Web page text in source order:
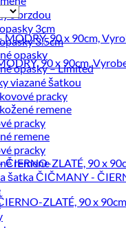
s brzdou
3cm
3.5cm
opasky
opasky – Limited
viazané šatkou
pracky
remene
pracky
remene
pracky
remene
ceny:
od
najnižšej
po
najvyššiu
90 x 90cm,
ZLATÉ, 90 x